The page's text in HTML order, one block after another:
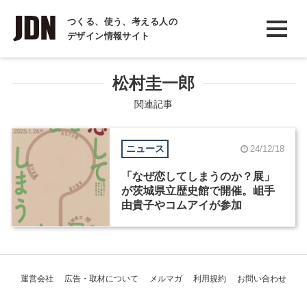
つくる、使う、考える人の
デザイン情報サイト
INTERVIEW
インタビュー
COLUMN
松村圭一郎
関連記事
ニュース 24/12/18
「なぜ恋してしまうのか？展」
が茨城県立歴史館で開催。岨手
由貴子やコムアイが参加
運営会社 広告・取材について メルマガ 利用規約 お問い合わせ